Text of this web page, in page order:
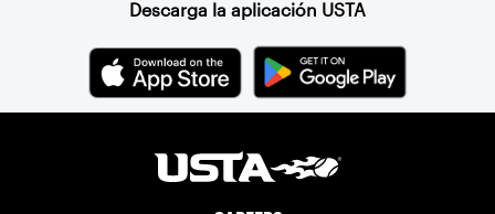
Descarga la aplicación USTA